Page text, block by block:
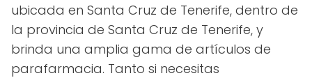
ubicada en Santa Cruz de Tenerife, dentro de
la provincia de Santa Cruz de Tenerife, y
brinda una amplia gama de artículos de
parafarmacia. Tanto si necesitas